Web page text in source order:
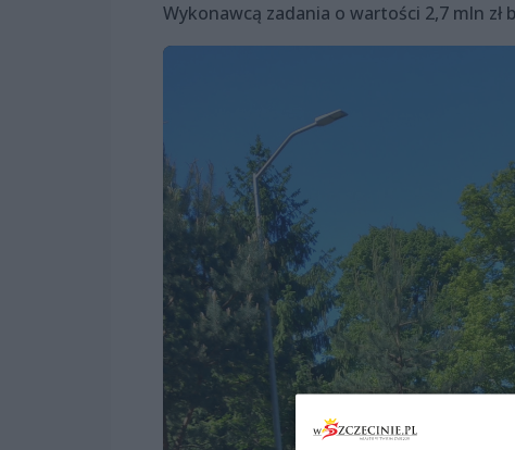
Wykonawcą zadania o wartości 2,7 mln zł